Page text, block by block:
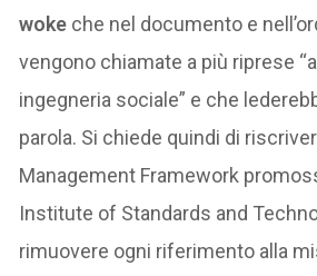
woke che nel documento e
vengono chiamate a più riprese
ingegneria sociale” e che
parola. Si chiede quindi di
Management Framework
Institute of Standards and
rimuovere ogni riferimento alla